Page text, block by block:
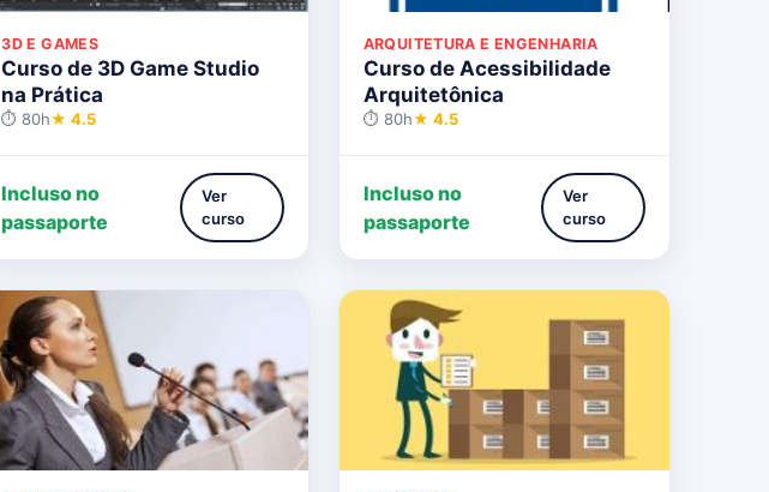
3D E GAMES
Curso de 3D Game Studio
na Prática
⏱ 80h★ 4.5
Incluso no
passaporte
Ver
curso
ARQUITETURA E ENGENHARIA
Curso de Acessibilidade
Arquitetônica
⏱ 80h★ 4.5
Incluso no
passaporte
Ver
curso